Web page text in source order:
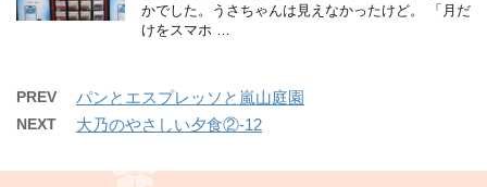
かでした。うさちゃんは見えなかったけど。 「月だ
けをスマホ …
PREV パンとエスプレッソと嵐山庭園
NEXT 大乃のやさしい夕食②-12